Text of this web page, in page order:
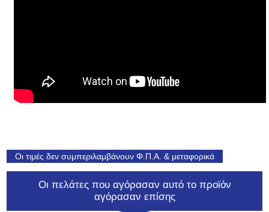
Οι τιμές δεν συμπεριλαμβάνουν Φ.Π.Α. & μεταφορικά
Οι πελάτες που αγόρασαν αυτό το προϊόν
αγόρασαν επίσης